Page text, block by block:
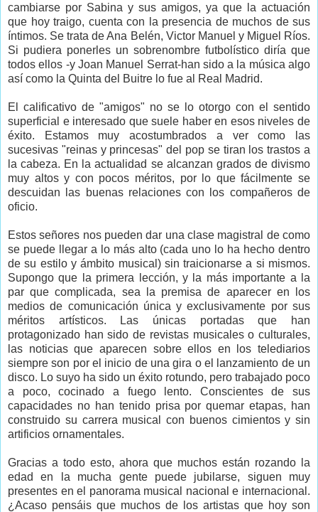
cambiarse por Sabina y sus amigos, ya que la actuación
que hoy traigo, cuenta con la presencia de muchos de sus
íntimos. Se trata de Ana Belén, Victor Manuel y Miguel Ríos.
Si pudiera ponerles un sobrenombre futbolístico diría que
todos ellos -y Joan Manuel Serrat-han sido a la música algo
así como la Quinta del Buitre lo fue al Real Madrid.
El calificativo de "amigos" no se lo otorgo con el sentido
superficial e interesado que suele haber en esos niveles de
éxito. Estamos muy acostumbrados a ver como las
sucesivas "reinas y princesas" del pop se tiran los trastos a
la cabeza. En la actualidad se alcanzan grados de divismo
muy altos y con pocos méritos, por lo que fácilmente se
descuidan las buenas relaciones con los compañeros de
oficio.
Estos señores nos pueden dar una clase magistral de como
se puede llegar a lo más alto (cada uno lo ha hecho dentro
de su estilo y ámbito musical) sin traicionarse a si mismos.
Supongo que la primera lección, y la más importante a la
par que complicada, sea la premisa de aparecer en los
medios de comunicación única y exclusivamente por sus
méritos artísticos. Las únicas portadas que han
protagonizado han sido de revistas musicales o culturales,
las noticias que aparecen sobre ellos en los telediarios
siempre son por el inicio de una gira o el lanzamiento de un
disco. Lo suyo ha sido un éxito rotundo, pero trabajado poco
a poco, cocinado a fuego lento. Conscientes de sus
capacidades no han tenido prisa por quemar etapas, han
construido su carrera musical con buenos cimientos y sin
artificios ornamentales.
Gracias a todo esto, ahora que muchos están rozando la
edad en la mucha gente puede jubilarse, siguen muy
presentes en el panorama musical nacional e internacional.
¿Acaso pensáis que muchos de los artistas que hoy son